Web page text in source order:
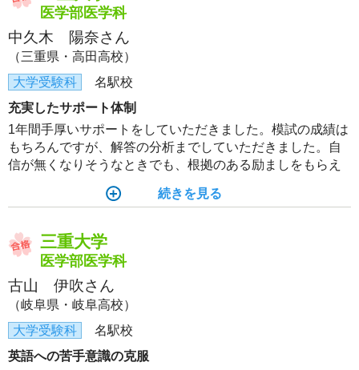
医学部医学科
中久木 陽奈さん
（三重県・高田高校）
大学受験科
名駅校
充実したサポート体制
1年間手厚いサポートをしていただきました。模試の成績は
もちろんですが、解答の分析までしていただきました。自
信が無くなりそうなときでも、根拠のある励ましをもらえ
続きを見る
三重大学
医学部医学科
古山 伊吹さん
（岐阜県・岐阜高校）
大学受験科
名駅校
英語への苦手意識の克服